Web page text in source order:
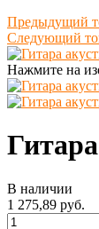
Предыдущий
Следующий
Нажмите на
В наличии
1 275,89 руб.